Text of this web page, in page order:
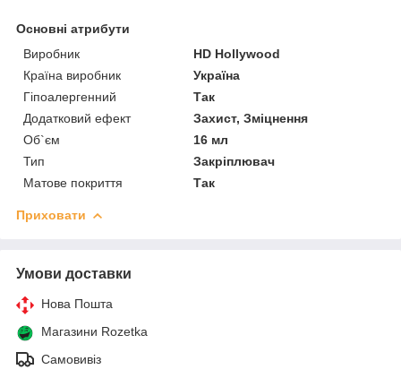
Основні атрибути
Виробник
HD Hollywood
Країна виробник
Україна
Гіпоалергенний
Так
Додатковий ефект
Захист, Зміцнення
Об`єм
16 мл
Тип
Закріплювач
Матове покриття
Так
Приховати
Умови доставки
Нова Пошта
Магазини Rozetka
Самовивіз